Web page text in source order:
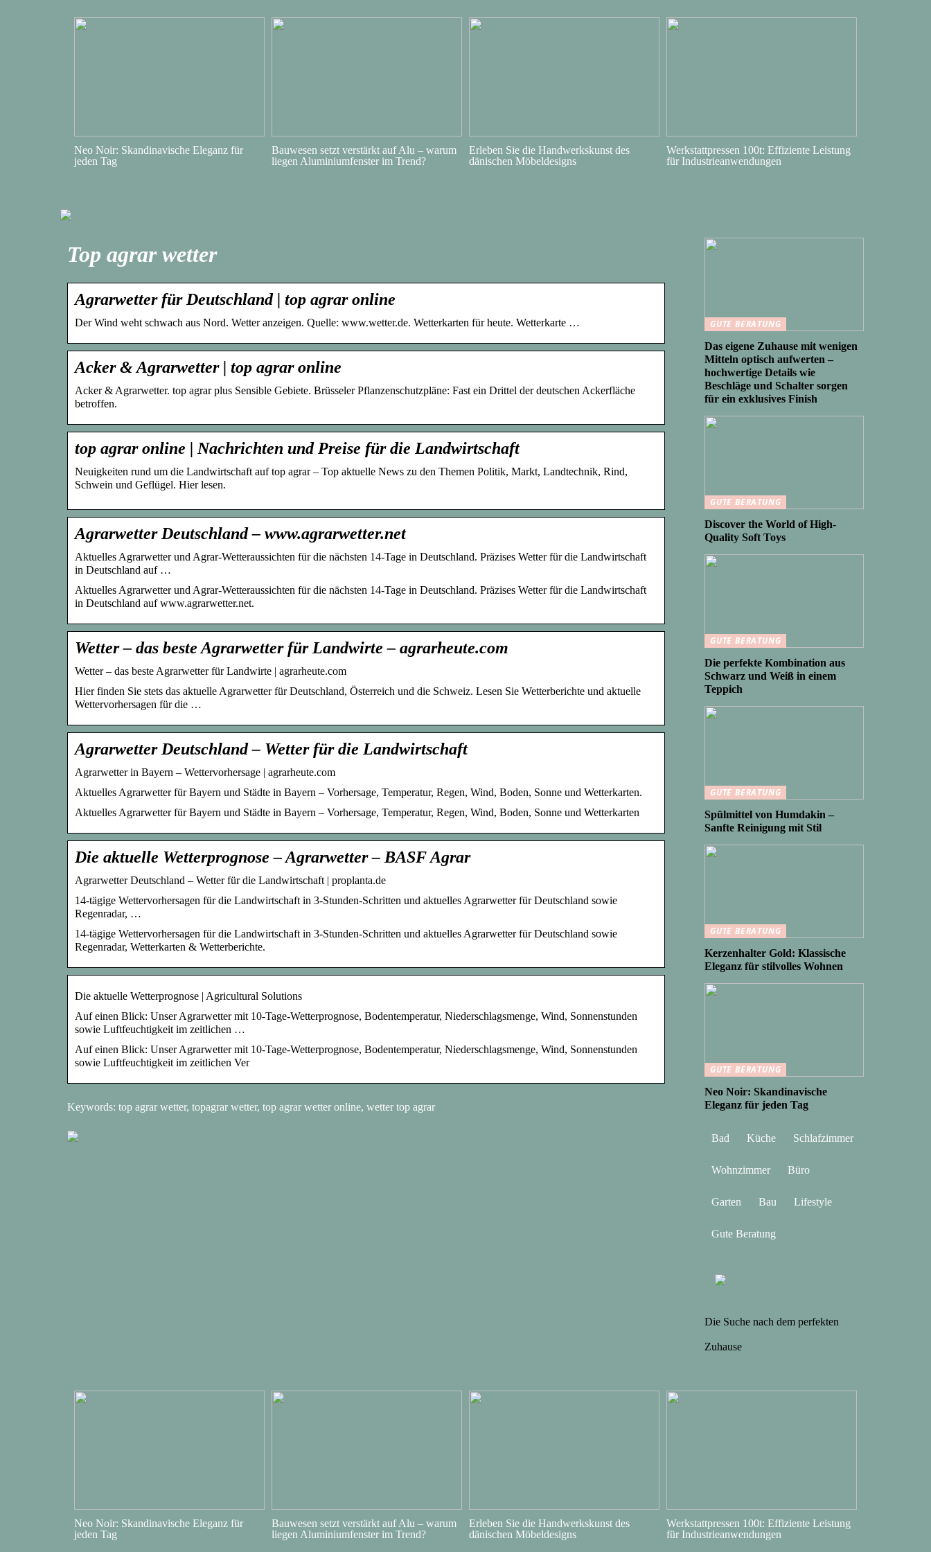
Neo Noir: Skandinavische Eleganz für
jeden Tag
Bauwesen setzt verstärkt auf Alu – warum
liegen Aluminiumfenster im Trend?
Erleben Sie die Handwerkskunst des
dänischen Möbeldesigns
Werkstattpressen 100t: Effiziente Leistung
für Industrieanwendungen
Top agrar wetter
Agrarwetter für Deutschland | top agrar online
Der Wind weht schwach aus Nord. Wetter anzeigen. Quelle: www.wetter.de. Wetterkarten für heute. Wetterkarte …
Acker & Agrarwetter | top agrar online
Acker & Agrarwetter. top agrar plus Sensible Gebiete. Brüsseler Pflanzenschutzpläne: Fast ein Drittel der deutschen Ackerfläche
betroffen.
top agrar online | Nachrichten und Preise für die Landwirtschaft
Neuigkeiten rund um die Landwirtschaft auf top agrar – Top aktuelle News zu den Themen Politik, Markt, Landtechnik, Rind,
Schwein und Geflügel. Hier lesen.
Agrarwetter Deutschland – www.agrarwetter.net
Aktuelles Agrarwetter und Agrar-Wetteraussichten für die nächsten 14-Tage in Deutschland. Präzises Wetter für die Landwirtschaft
in Deutschland auf …
Aktuelles Agrarwetter und Agrar-Wetteraussichten für die nächsten 14-Tage in Deutschland. Präzises Wetter für die Landwirtschaft
in Deutschland auf www.agrarwetter.net.
Wetter – das beste Agrarwetter für Landwirte – agrarheute.com
Wetter – das beste Agrarwetter für Landwirte | agrarheute.com
Hier finden Sie stets das aktuelle Agrarwetter für Deutschland, Österreich und die Schweiz. Lesen Sie Wetterberichte und aktuelle
Wettervorhersagen für die …
Agrarwetter Deutschland – Wetter für die Landwirtschaft
Agrarwetter in Bayern – Wettervorhersage | agrarheute.com
Aktuelles Agrarwetter für Bayern und Städte in Bayern – Vorhersage, Temperatur, Regen, Wind, Boden, Sonne und Wetterkarten.
Aktuelles Agrarwetter für Bayern und Städte in Bayern – Vorhersage, Temperatur, Regen, Wind, Boden, Sonne und Wetterkarten
Die aktuelle Wetterprognose – Agrarwetter – BASF Agrar
Agrarwetter Deutschland – Wetter für die Landwirtschaft | proplanta.de
14-tägige Wettervorhersagen für die Landwirtschaft in 3-Stunden-Schritten und aktuelles Agrarwetter für Deutschland sowie
Regenradar, …
14-tägige Wettervorhersagen für die Landwirtschaft in 3-Stunden-Schritten und aktuelles Agrarwetter für Deutschland sowie
Regenradar, Wetterkarten & Wetterberichte.
Die aktuelle Wetterprognose | Agricultural Solutions
Auf einen Blick: Unser Agrarwetter mit 10-Tage-Wetterprognose, Bodentemperatur, Niederschlagsmenge, Wind, Sonnenstunden
sowie Luftfeuchtigkeit im zeitlichen …
Auf einen Blick: Unser Agrarwetter mit 10-Tage-Wetterprognose, Bodentemperatur, Niederschlagsmenge, Wind, Sonnenstunden
sowie Luftfeuchtigkeit im zeitlichen Ver
Keywords: top agrar wetter, topagrar wetter, top agrar wetter online, wetter top agrar
GUTE BERATUNG
Das eigene Zuhause mit wenigen
Mitteln optisch aufwerten –
hochwertige Details wie
Beschläge und Schalter sorgen
für ein exklusives Finish
GUTE BERATUNG
Discover the World of High-
Quality Soft Toys
GUTE BERATUNG
Die perfekte Kombination aus
Schwarz und Weiß in einem
Teppich
GUTE BERATUNG
Spülmittel von Humdakin –
Sanfte Reinigung mit Stil
GUTE BERATUNG
Kerzenhalter Gold: Klassische
Eleganz für stilvolles Wohnen
GUTE BERATUNG
Neo Noir: Skandinavische
Eleganz für jeden Tag
Bad Küche Schlafzimmer
Wohnzimmer Büro
Garten Bau Lifestyle
Gute Beratung
Die Suche nach dem perfekten
Zuhause
Neo Noir: Skandinavische Eleganz für
jeden Tag
Bauwesen setzt verstärkt auf Alu – warum
liegen Aluminiumfenster im Trend?
Erleben Sie die Handwerkskunst des
dänischen Möbeldesigns
Werkstattpressen 100t: Effiziente Leistung
für Industrieanwendungen